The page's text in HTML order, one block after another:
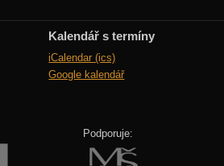
Kalendář s termíny
iCalendar (ics)
Google kalendář
Podporuje: